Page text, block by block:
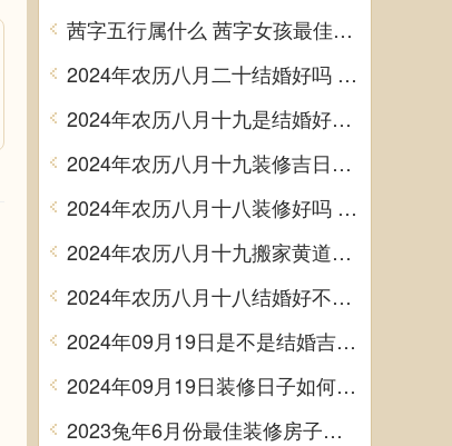
茜字五行属什么 茜字女孩最佳组合名字
2024年农历八月二十结婚好吗 今日办婚礼好吗
2024年农历八月十九是结婚好日子吗 今日办喜事好吗
2024年农历八月十九装修吉日查询 装潢房子吉利吗
2024年农历八月十八装修好吗 宜装修吉日查询
2024年农历八月十九搬家黄道吉日 是乔迁搬家好日子吗
2024年农历八月十八结婚好不好 办喜事吉利吗
2024年09月19日是不是结婚吉日 今日办喜事好吗
2024年09月19日装修日子如何 今日装潢房子好不好
2023兔年6月份最佳装修房子吉日 2023年6月装修开工吉日